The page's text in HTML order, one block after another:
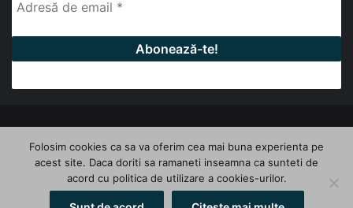
FacebookLinkedInYouTube
Folosim cookies ca sa va oferim cea mai buna experienta pe
acest site. Daca doriti sa ramaneti inseamna ca sunteti de
acord cu politica de utilizare a cookies-urilor.